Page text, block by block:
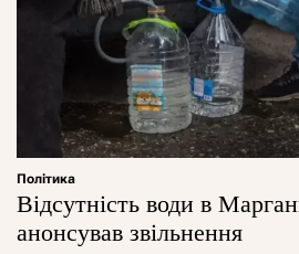
Політика
Відсутність води в
анонсував звільнення